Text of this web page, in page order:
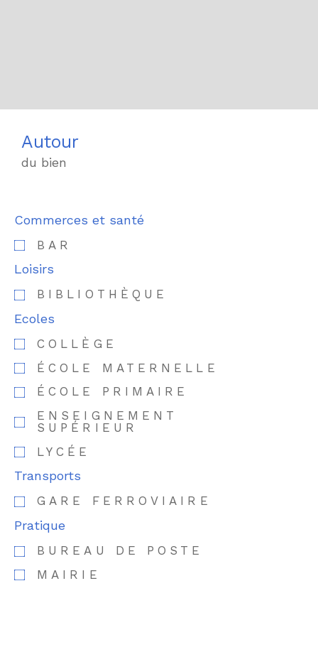
Autour
du bien
Commerces et santé
BAR
Loisirs
BIBLIOTHÈQUE
Ecoles
COLLÈGE
ÉCOLE MATERNELLE
ÉCOLE PRIMAIRE
ENSEIGNEMENT
SUPÉRIEUR
LYCÉE
Transports
GARE FERROVIAIRE
Pratique
BUREAU DE POSTE
MAIRIE